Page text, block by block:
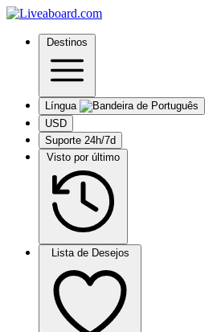
Destinos
Língua
USD
Suporte 24h/7d
Visto por último
Lista de Desejos